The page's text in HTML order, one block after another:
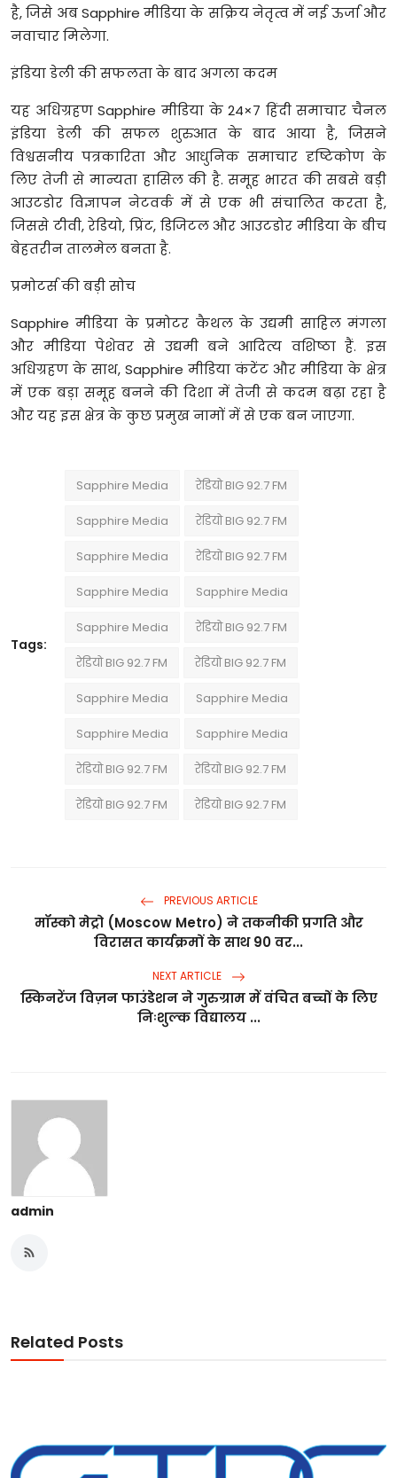
है, जिसे अब Sapphire मीडिया के सक्रिय नेतृत्व में नई ऊर्जा और
नवाचार मिलेगा.
इंडिया डेली की सफलता के बाद अगला कदम
यह अधिग्रहण Sapphire मीडिया के 24×7 हिंदी समाचार चैनल
इंडिया डेली की सफल शुरुआत के बाद आया है, जिसने
विश्वसनीय पत्रकारिता और आधुनिक समाचार दृष्टिकोण के
लिए तेजी से मान्यता हासिल की है. समूह भारत की सबसे बड़ी
आउटडोर विज्ञापन नेटवर्क में से एक भी संचालित करता है,
जिससे टीवी, रेडियो, प्रिंट, डिजिटल और आउटडोर मीडिया के बीच
बेहतरीन तालमेल बनता है.
प्रमोटर्स की बड़ी सोच
Sapphire मीडिया के प्रमोटर कैथल के उद्यमी साहिल मंगला
और मीडिया पेशेवर से उद्यमी बने आदित्य वशिष्ठा हैं. इस
अधिग्रहण के साथ, Sapphire मीडिया कंटेंट और मीडिया के क्षेत्र
में एक बड़ा समूह बनने की दिशा में तेजी से कदम बढ़ा रहा है
और यह इस क्षेत्र के कुछ प्रमुख नामों में से एक बन जाएगा.
Tags:
Sapphire Media रेडियो BIG 92.7 FM
Sapphire Media रेडियो BIG 92.7 FM
Sapphire Media रेडियो BIG 92.7 FM
Sapphire Media Sapphire Media
Sapphire Media रेडियो BIG 92.7 FM
रेडियो BIG 92.7 FM रेडियो BIG 92.7 FM
Sapphire Media Sapphire Media
Sapphire Media Sapphire Media
रेडियो BIG 92.7 FM रेडियो BIG 92.7 FM
रेडियो BIG 92.7 FM रेडियो BIG 92.7 FM
PREVIOUS ARTICLE
मॉस्को मेट्रो (Moscow Metro) ने तकनीकी प्रगति और
विरासत कार्यक्रमों के साथ 90 वर...
NEXT ARTICLE
स्किनरेंज विज़न फाउंडेशन ने गुरुग्राम में वंचित बच्चों के लिए
निःशुल्क विद्यालय ...
admin
Related Posts